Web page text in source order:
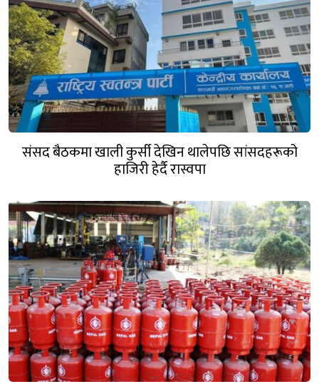
संसद बैठकमा खाली कुर्सी देखिन थालेपछि सांसदहरूको
हाजिरी हेर्दै रास्वपा